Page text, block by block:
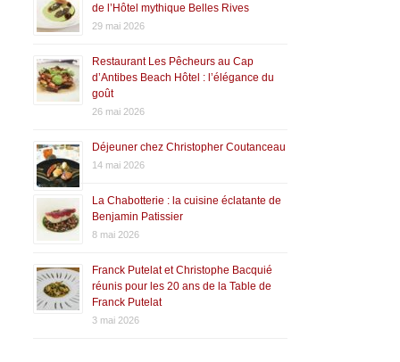
de l’Hôtel mythique Belles Rives
29 mai 2026
Restaurant Les Pêcheurs au Cap
d’Antibes Beach Hôtel : l’élégance du
goût
26 mai 2026
Déjeuner chez Christopher Coutanceau
14 mai 2026
La Chabotterie : la cuisine éclatante de
Benjamin Patissier
8 mai 2026
Franck Putelat et Christophe Bacquié
réunis pour les 20 ans de la Table de
Franck Putelat
3 mai 2026